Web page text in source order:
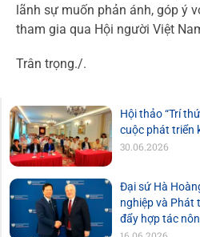
lãnh sự muốn phản ánh, góp ý
tham gia qua Hội người Việt
Trân trọng./.
Hội thảo “Trí
cuộc phát triển
30.06.2026
Đại sứ Hà
nghiệp và Phát
đẩy hợp tác